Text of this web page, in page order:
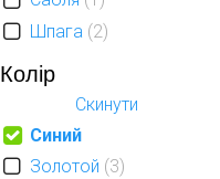
Шпага (2)
Колір
Скинути
Синий
Золотой (3)